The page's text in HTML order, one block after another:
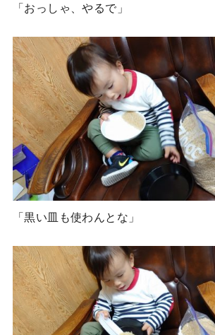
「おっしゃ、やるで」
「黒い皿も使わんとな」